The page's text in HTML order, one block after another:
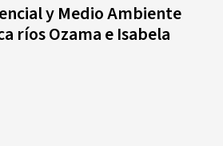
y Medio Ambiente
ríos Ozama e Isabela